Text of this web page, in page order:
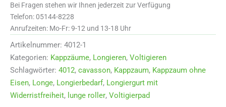
drei
Ringen
mit
separaten
Backenstücken
und
Strass
Menge
Bei Fragen stehen wir Ihnen jederzeit zur Verfügung
Telefon: 05144-8228
Anrufzeiten: Mo-Fr: 9-12 und 13-18 Uhr
Artikelnummer: 4012-1
Kategorien: Kappzäume, Longieren, Voltigieren
Schlagwörter: 4012, cavasson, Kappzaum, Kappzaum ohne
Eisen, Longe, Longierbedarf, Longiergurt mit
Widerristfreiheit, lunge roller, Voltigierpad